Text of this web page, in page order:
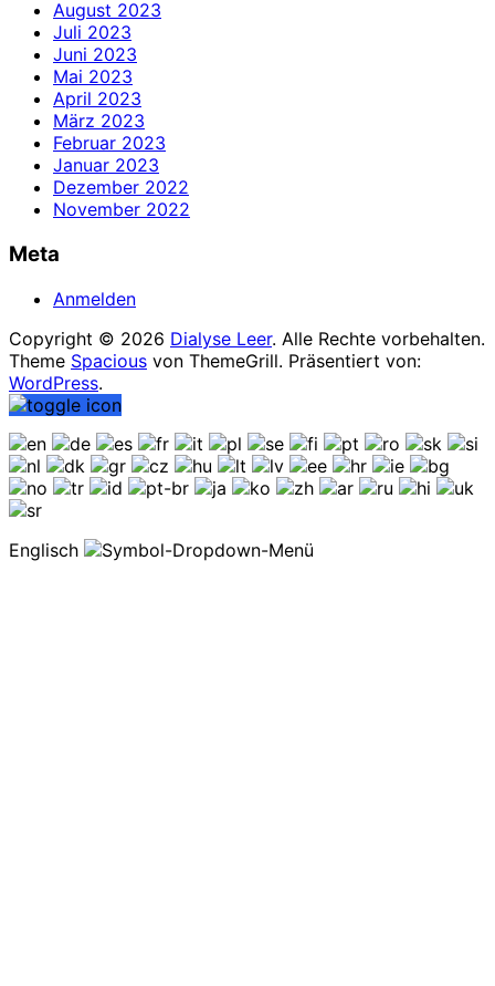
August 2023
Juli 2023
Juni 2023
Mai 2023
April 2023
März 2023
Februar 2023
Januar 2023
Dezember 2022
November 2022
Meta
Anmelden
Copyright © 2026 Dialyse Leer. Alle Rechte vorbehalten.
Theme Spacious von ThemeGrill. Präsentiert von:
WordPress.
Englisch